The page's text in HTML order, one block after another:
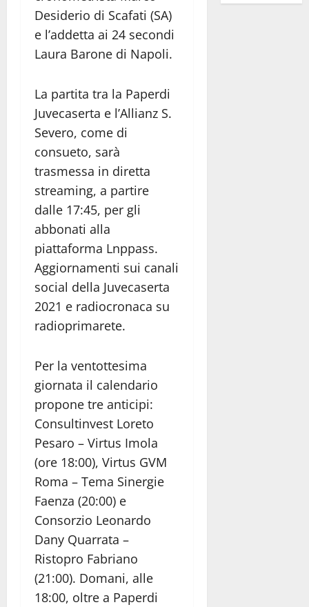
Desiderio di Scafati (SA)
e l’addetta ai 24 secondi
Laura Barone di Napoli.
La partita tra la Paperdi
Juvecaserta e l’Allianz S.
Severo, come di
consueto, sarà
trasmessa in diretta
streaming, a partire
dalle 17:45, per gli
abbonati alla
piattaforma Lnppass.
Aggiornamenti sui canali
social della Juvecaserta
2021 e radiocronaca su
radioprimarete.
Per la ventottesima
giornata il calendario
propone tre anticipi:
Consultinvest Loreto
Pesaro – Virtus Imola
(ore 18:00), Virtus GVM
Roma – Tema Sinergie
Faenza (20:00) e
Consorzio Leonardo
Dany Quarrata –
Ristopro Fabriano
(21:00). Domani, alle
18:00, oltre a Paperdi